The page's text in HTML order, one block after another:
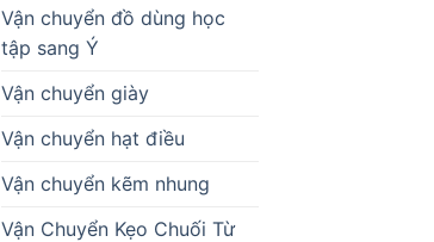
Vận chuyển đồ dùng học
tập sang Ý
Vận chuyển giày
Vận chuyển hạt điều
Vận chuyển kẽm nhung
Vận Chuyển Kẹo Chuối Từ